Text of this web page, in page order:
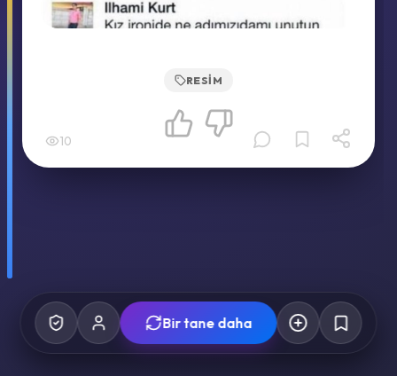
RESIM
10
Bir tane daha